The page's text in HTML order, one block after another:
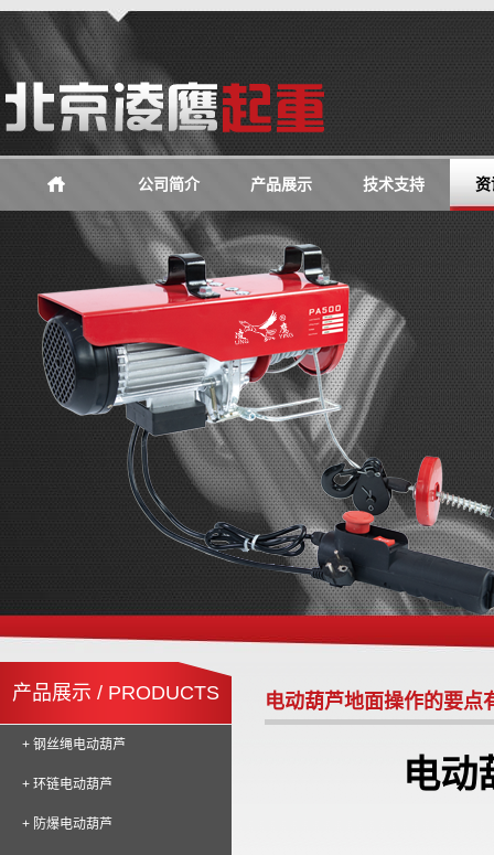
公司简介 产品展示 技术支持 资
产品展示 / PRODUCTS
+ 钢丝绳电动葫芦
+ 环链电动葫芦
+ 防爆电动葫芦
电动葫芦地面操作的要点
电动